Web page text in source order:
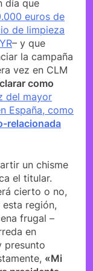
día que
euros de
de limpieza
– y que
la campaña
vez en CLM
como
del mayor
España, como
relacionada
un chisme
el titular.
cierto o no,
región,
frugal –
en
presunto
«Mi